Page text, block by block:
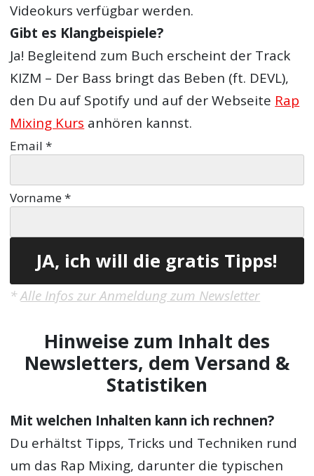
Videokurs verfügbar werden.
Gibt es Klangbeispiele?
Ja! Begleitend zum Buch erscheint der Track
KIZM – Der Bass bringt das Beben (ft. DEVL),
den Du auf Spotify und auf der Webseite Rap
Mixing Kurs anhören kannst.
Email*
Vorname*
*Alle Infos zur Anmeldung zum Newsletter
Hinweise zum Inhalt des
Newsletters, dem Versand &
Statistiken
Mit welchen Inhalten kann ich rechnen?
Du erhältst Tipps, Tricks und Techniken rund
um das Rap Mixing, darunter die typischen